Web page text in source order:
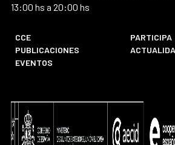
13:00 hs a 20:00 hs
CCE
PARTICIPA
PUBLICACIONES
EVENTOS